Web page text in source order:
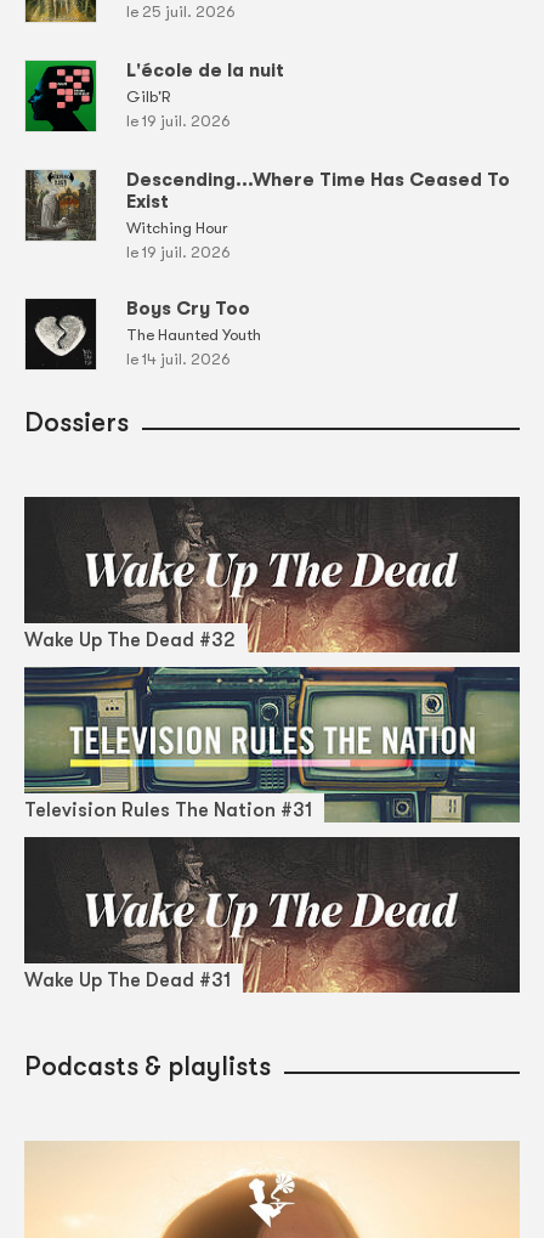
le 25 juil. 2026
L'école de la nuit
Gilb'R
le 19 juil. 2026
Descending...Where Time Has Ceased To
Exist
Witching Hour
le 19 juil. 2026
Boys Cry Too
The Haunted Youth
le 14 juil. 2026
Dossiers
Wake Up The Dead #32
Television Rules The Nation #31
Wake Up The Dead #31
Podcasts & playlists